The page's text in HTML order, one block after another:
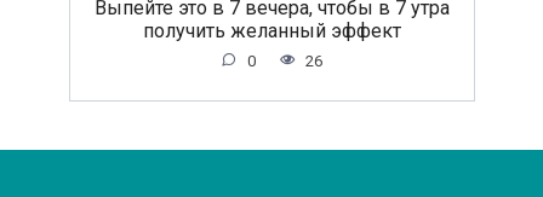
Выпейте это в 7 вечера, чтобы в 7 утра
получить желанный эффект
0 26